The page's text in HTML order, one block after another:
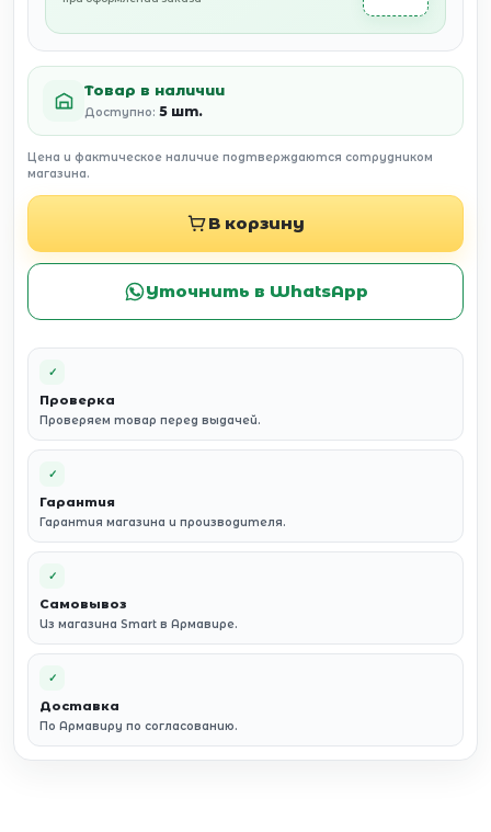
Товар в наличии
Доступно: 5 шт.
Цена и фактическое наличие подтверждаются сотрудником
магазина.
В корзину
Уточнить в WhatsApp
✓
Проверка
Проверяем товар перед выдачей.
✓
Гарантия
Гарантия магазина и производителя.
✓
Самовывоз
Из магазина Smart в Армавире.
✓
Доставка
По Армавиру по согласованию.